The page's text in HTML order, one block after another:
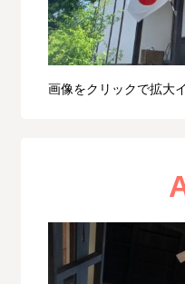
画像をクリックで拡大